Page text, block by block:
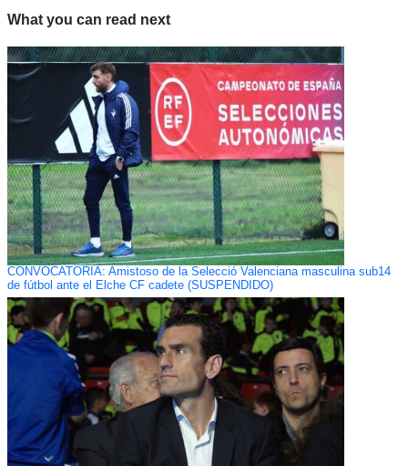
What you can read next
CONVOCATORIA: Amistoso de la Selecció Valenciana masculina sub14
de fútbol ante el Elche CF cadete (SUSPENDIDO)